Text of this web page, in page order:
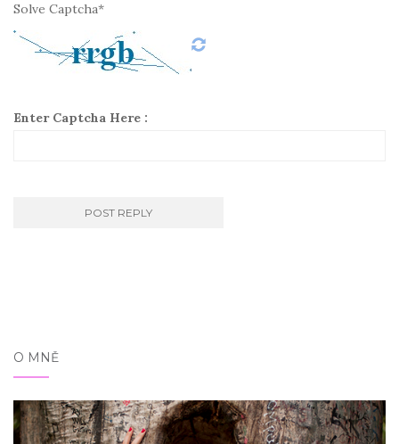
Solve Captcha*
Enter Captcha Here :
O MNĚ